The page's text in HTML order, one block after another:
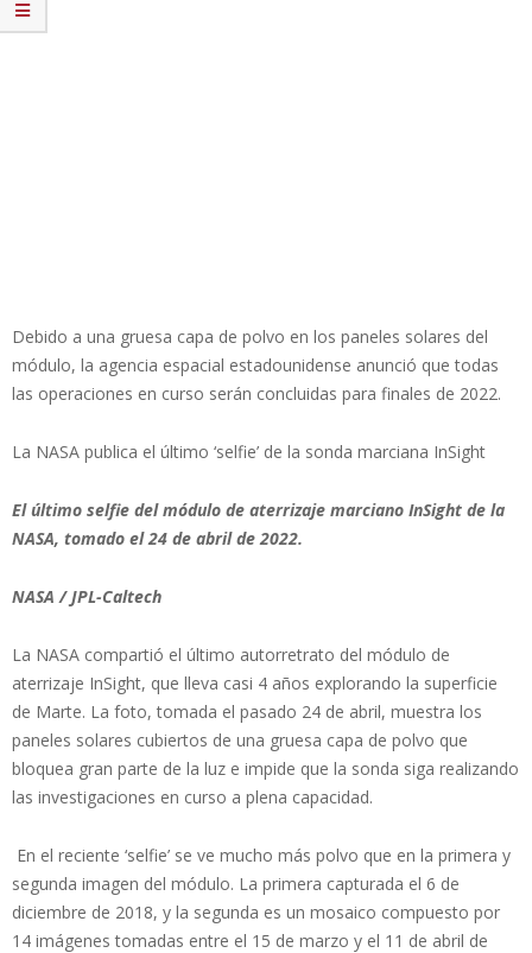
Debido a una gruesa capa de polvo en los paneles solares del
módulo, la agencia espacial estadounidense anunció que todas
las operaciones en curso serán concluidas para finales de 2022.
La NASA publica el último ‘selfie’ de la sonda marciana InSight
El último selfie del módulo de aterrizaje marciano InSight de la
NASA, tomado el 24 de abril de 2022.
NASA / JPL-Caltech
La NASA compartió el último autorretrato del módulo de
aterrizaje InSight, que lleva casi 4 años explorando la superficie
de Marte. La foto, tomada el pasado 24 de abril, muestra los
paneles solares cubiertos de una gruesa capa de polvo que
bloquea gran parte de la luz e impide que la sonda siga realizando
las investigaciones en curso a plena capacidad.
En el reciente ‘selfie’ se ve mucho más polvo que en la primera y
segunda imagen del módulo. La primera capturada el 6 de
diciembre de 2018, y la segunda es un mosaico compuesto por
14 imágenes tomadas entre el 15 de marzo y el 11 de abril de